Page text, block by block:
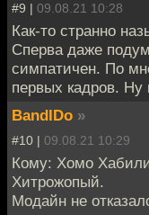
#9 | 09.08.21 10:28
Как-то странно
Сперва даже
симпатичен. По
первых кадров.
BandIDo »
#10 | 09.08.21 10:29
Кому: Хомо
Хитрожопый.
Модайн не